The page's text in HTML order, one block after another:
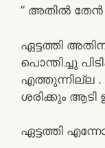
” അതിൽ തേൻ
ഏട്ടത്തി
പൊന്തിച്ചു
എത്തുന്നില്ല
ശരിക്കും ആടി
ഏട്ടത്തി